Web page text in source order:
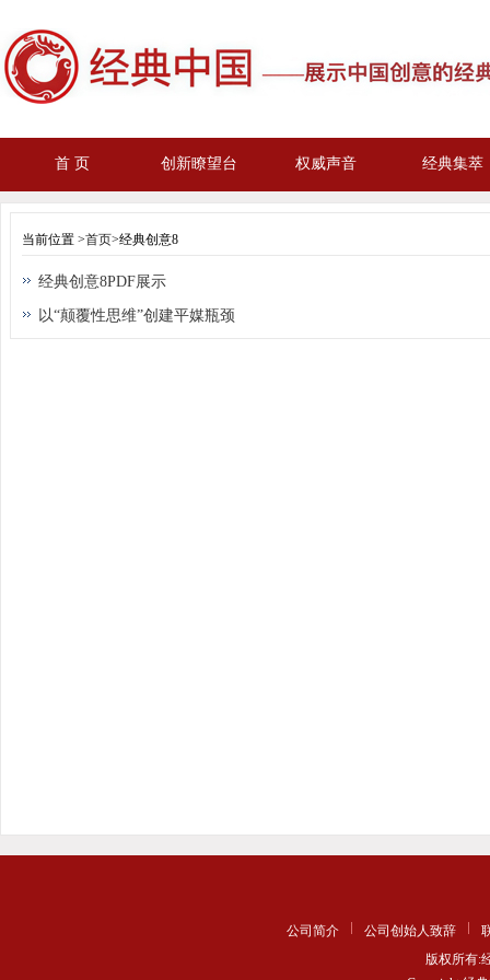
首 页 创新瞭望台 权威声音 经典集萃
当前位置 >首页>经典创意8
经典创意8PDF展示
以“颠覆性思维”创建平媒瓶颈
公司简介 公司创始人致辞
版权所有: